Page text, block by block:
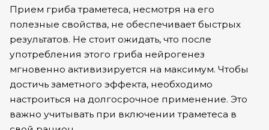
Прием гриба траметеса, несмотря на его
полезные свойства, не обеспечивает быстрых
результатов. Не стоит ожидать, что после
употребления этого гриба нейрогенез
мгновенно активизируется на максимум. Чтобы
достичь заметного эффекта, необходимо
настроиться на долгосрочное применение. Это
важно учитывать при включении траметеса в